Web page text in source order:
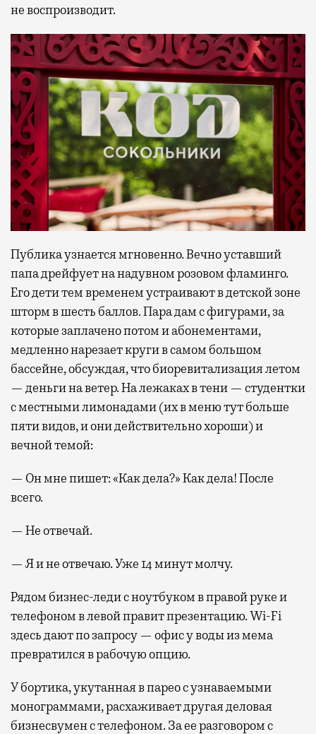
не воспроизводит.
Публика узнается мгновенно. Вечно уставший
папа дрейфует на надувном розовом фламинго.
Его дети тем временем устраивают в детской зоне
шторм в шесть баллов. Пара дам с фигурами, за
которые заплачено потом и абонементами,
медленно нарезает круги в самом большом
бассейне, обсуждая, что биоревитализация летом
— деньги на ветер. На лежаках в тени — студентки
с местными лимонадами (их в меню тут больше
пяти видов, и они действительно хороши) и
вечной темой:
— Он мне пишет: «Как дела?» Как дела! После
всего.
— Не отвечай.
— Я и не отвечаю. Уже 14 минут молчу.
Рядом бизнес-леди с ноутбуком в правой руке и
телефоном в левой правит презентацию. Wi-Fi
здесь дают по запросу — офис у воды из мема
превратился в рабочую опцию.
У бортика, укутанная в парео с узнаваемыми
монограммами, расхаживает другая деловая
бизнесвумен с телефоном. За ее разговором с